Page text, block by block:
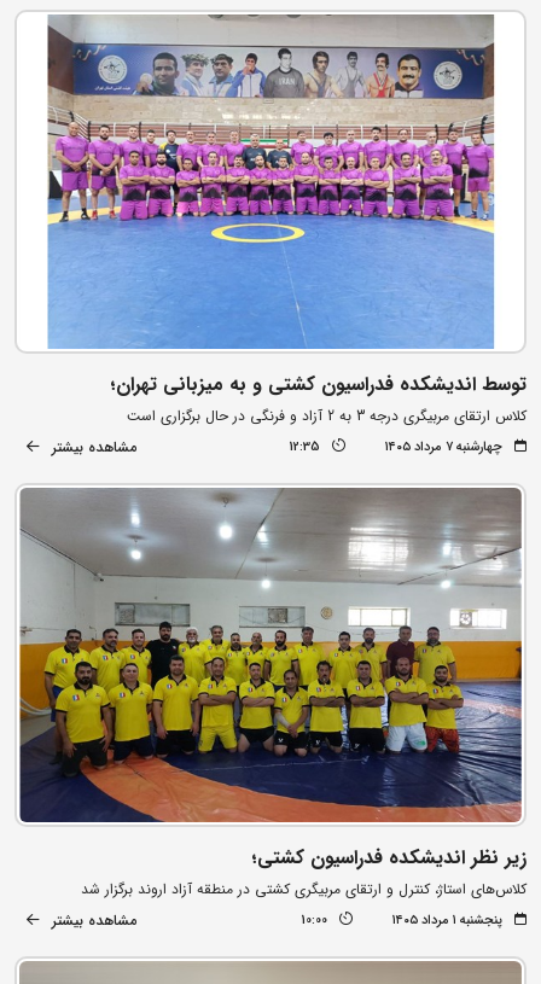
توسط اندیشکده فدراسیون کشتی و به میزبانی تهران؛
کلاس ارتقای مربیگری درجه 3 به 2 آزاد و فرنگی در حال برگزاری است
چهارشنبه ۷ مرداد ۱۴۰۵ 12:35 مشاهده بیشتر
زیر نظر اندیشکده فدراسیون کشتی؛
کلاس‌های استاژ، کنترل و ارتقای مربیگری کشتی در منطقه آزاد اروند برگزار شد
پنجشنبه ۱ مرداد ۱۴۰۵ 10:00 مشاهده بیشتر